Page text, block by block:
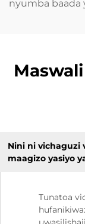
nyumba baada
Nini ni vichaguzi
maagizo yasiyo
Tunatoa